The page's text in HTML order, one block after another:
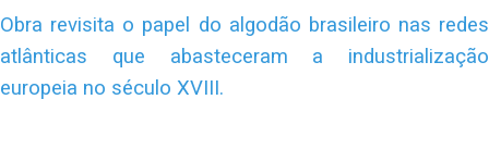
Obra revisita o papel do algodão brasileiro nas redes
atlânticas que abasteceram a industrialização
europeia no século XVIII.